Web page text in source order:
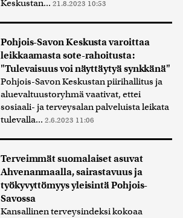
Keskustan... 21.8.2023 10:53
Pohjois-Savon Keskusta varoittaa
leikkaamasta sote-rahoitusta:
"Tulevaisuus voi näyttäytyä synkkänä"
Pohjois-Savon Keskustan piirihallitus ja
aluevaltuustoryhmä vaativat, ettei
sosiaali- ja terveysalan palveluista leikata
tulevalla... 2.6.2023 11:06
Terveimmät suomalaiset asuvat
Ahvenanmaalla, sairastavuus ja
työkyvyttömyys yleisintä Pohjois-
Savossa
Kansallinen terveysindeksi kokoaa